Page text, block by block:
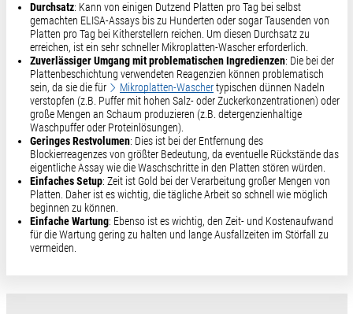
Durchsatz: Kann von einigen Dutzend Platten pro Tag bei selbst
gemachten ELISA-Assays bis zu Hunderten oder sogar Tausenden von
Platten pro Tag bei Kitherstellern reichen. Um diesen Durchsatz zu
erreichen, ist ein sehr schneller Mikroplatten-Wascher erforderlich.
Zuverlässiger Umgang mit problematischen Ingredienzen: Die bei der
Plattenbeschichtung verwendeten Reagenzien können problematisch
sein, da sie die für
Mikroplatten-Waschertypischen dünnen Nadeln
verstopfen (z.B. Puffer mit hohen Salz- oder Zuckerkonzentrationen) oder
große Mengen an Schaum produzieren (z.B. detergenzienhaltige
Waschpuffer oder Proteinlösungen).
Geringes Restvolumen: Dies ist bei der Entfernung des
Blockierreagenzes von größter Bedeutung, da eventuelle Rückstände das
eigentliche Assay wie die Waschschritte in den Platten stören würden.
Einfaches Setup: Zeit ist Gold bei der Verarbeitung großer Mengen von
Platten. Daher ist es wichtig, die tägliche Arbeit so schnell wie möglich
beginnen zu können.
Einfache Wartung: Ebenso ist es wichtig, den Zeit- und Kostenaufwand
für die Wartung gering zu halten und lange Ausfallzeiten im Störfall zu
vermeiden.